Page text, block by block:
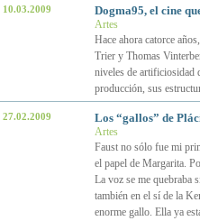
10.03.2009 Dogma95, el cine
Artes
Hace ahora catorce
Trier y Thomas
niveles de artificiosidad
producción, sus
27.02.2009 Los “gallos” de
Artes
Faust no sólo fue mi
el papel de Margarita.
La voz se me quebraba
también en el sí de la
enorme gallo. Ella ya